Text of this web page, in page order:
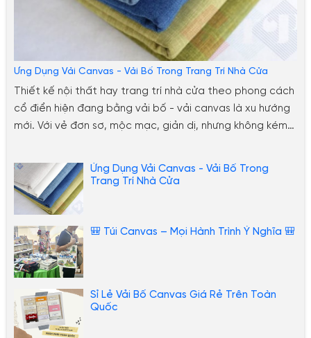
Ứng Dụng Vải Canvas - Vải Bố Trong Trang Trí Nhà Cửa
Thiết kế nội thất hay trang trí nhà cửa theo phong cách
cổ điển hiện đang bằng vải bố - vải canvas là xu hướng
mới. Với vẻ đơn sơ, mộc mạc, giản dị, nhưng không kém
có thể tham kảo thêm, để ứng dụng vải bố
canvas trong việc trang hoàng nhà cửa.
Ứng Dụng Vải Canvas - Vải Bố Trong
Trang Trí Nhà Cửa
🎒 Túi Canvas – Mọi Hành Trình Ý Nghĩa 🎒
Sỉ Lẻ Vải Bố Canvas Giá Rẻ Trên Toàn
Quốc